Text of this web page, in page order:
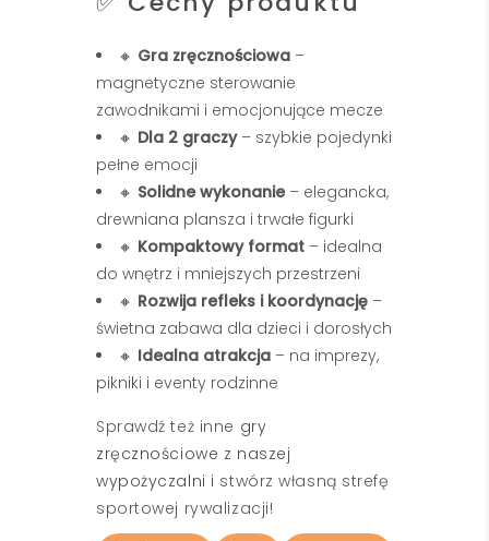
🔸 Gra zręcznościowa –
magnetyczne sterowanie
zawodnikami i emocjonujące mecze
🔸 Dla 2 graczy– szybkie pojedynki
pełne emocji
🔸 Solidne wykonanie– elegancka,
drewniana plansza i trwałe figurki
🔸 Kompaktowy format – idealna
do wnętrz i mniejszych przestrzeni
🔸 Rozwija refleks i koordynację –
świetna zabawa dla dzieci i dorosłych
🔸 Idealna atrakcja – na imprezy,
pikniki i eventy rodzinne
Sprawdź też inne gry
zręcznościowe z naszej
wypożyczalni i stwórz własną strefę
sportowej rywalizacji!